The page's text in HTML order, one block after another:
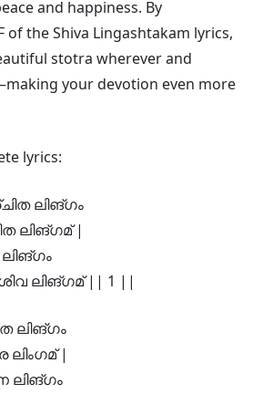
and happiness. By
of the Shiva Lingashtakam lyrics,
stotra wherever and
your devotion even more
lyrics:
ലിങ്ഗം
ലിങ്ഗമ് |
ലിങ്ഗമ് || 1 ||
ലിങ്ഗം
|
ലിങ്ഗം